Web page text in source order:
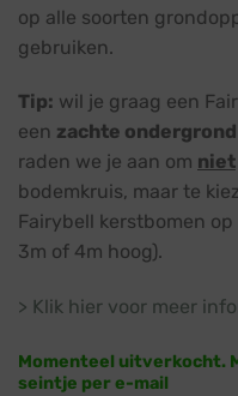
op alle soorten
gebruiken.
Tip: wil je graag een
een zachte ondergrond
raden we je aan om niet
bodemkruis, maar te
Fairybell kerstbomen op
3m of 4m hoog).
> Klik hier voor meer
Momenteel uitverkocht.
seintje per e-mail